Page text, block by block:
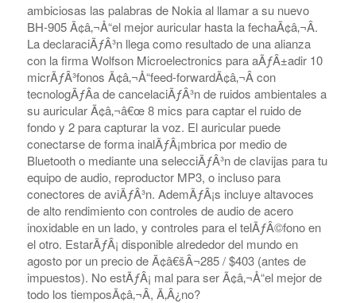
ambiciosas las palabras de Nokia al llamar a su nuevo
BH-905 Ã¢â‚¬Å“el mejor auricular hasta la fechaÃ¢â‚¬Â.
La declaraciÃƒÂ³n llega como resultado de una alianza
con la firma Wolfson Microelectronics para aÃƒÂ±adir 10
micrÃƒÂ³fonos Ã¢â‚¬Å“feed-forwardÃ¢â‚¬Â con
tecnologÃƒÂ­a de cancelaciÃƒÂ³n de ruidos ambientales a
su auricular Ã¢â‚¬â€œ 8 mics para captar el ruido de
fondo y 2 para capturar la voz. El auricular puede
conectarse de forma inalÃƒÂ¡mbrica por medio de
Bluetooth o mediante una selecciÃƒÂ³n de clavijas para tu
equipo de audio, reproductor MP3, o incluso para
conectores de aviÃƒÂ³n. AdemÃƒÂ¡s incluye altavoces
de alto rendimiento con controles de audio de acero
inoxidable en un lado, y controles para el telÃƒÂ©fono en
el otro. EstarÃƒÂ¡ disponible alrededor del mundo en
agosto por un precio de Ã¢â€šÂ¬285 / $403 (antes de
impuestos). No estÃƒÂ¡ mal para ser Ã¢â‚¬Å“el mejor de
todo los tiemposÃ¢â‚¬Â, Ã‚Â¿no?